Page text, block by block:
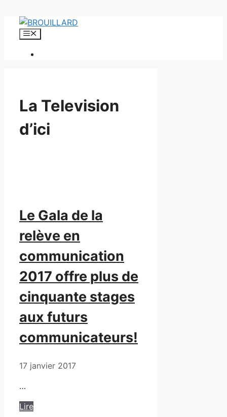
Aller
Menu
La Television
d’ici
Le Gala de la
relève en
communication
2017 offre plus de
cinquante stages
aux futurs
communicateurs!
17 janvier 2017
…
Lire